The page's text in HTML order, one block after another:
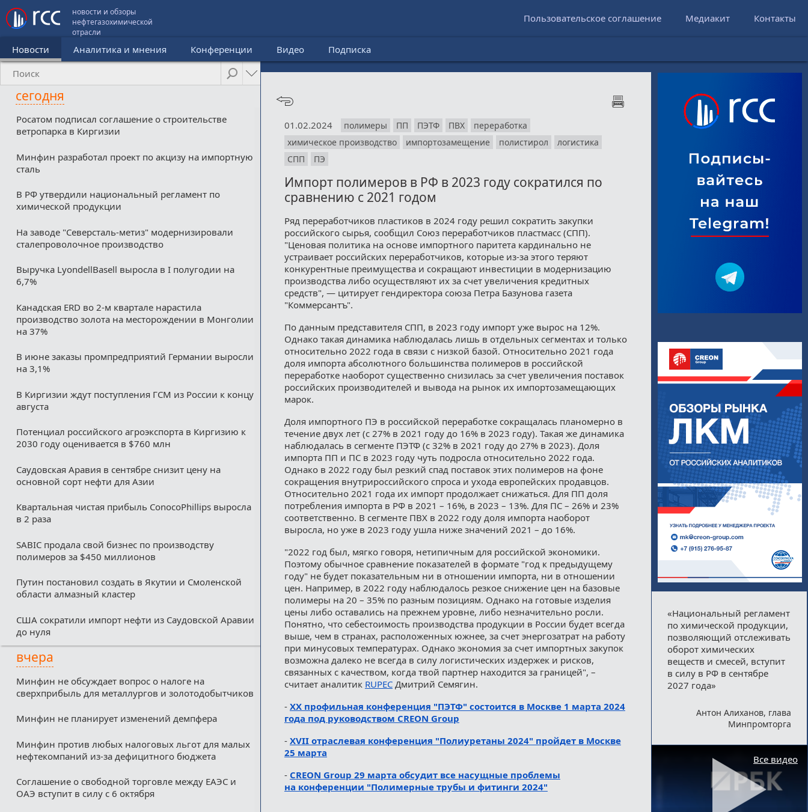
новости и обзоры
нефтегазохимической
отрасли
Пользовательское соглашение Медиакит Контакты
Новости Аналитика и мнения Конференции Видео Подписка
сегодня
Росатом подписал соглашение о строительстве
ветропарка в Киргизии
Минфин разработал проект по акцизу на импортную
сталь
В РФ утвердили национальный регламент по
химической продукции
На заводе "Северсталь-метиз" модернизировали
сталепроволочное производство
Выручка LyondellBasell выросла в I полугодии на
6,7%
Канадская ERD во 2-м квартале нарастила
производство золота на месторождении в Монголии
на 37%
В июне заказы промпредприятий Германии выросли
на 3,1%
В Киргизии ждут поступления ГСМ из России к концу
августа
Потенциал российского агроэкспорта в Киргизию к
2030 году оценивается в $760 млн
Саудовская Аравия в сентябре снизит цену на
основной сорт нефти для Азии
Квартальная чистая прибыль ConocoPhillips выросла
в 2 раза
SABIC продала свой бизнес по производству
полимеров за $450 миллионов
Путин постановил создать в Якутии и Смоленской
области алмазный кластер
США сократили импорт нефти из Саудовской Аравии
до нуля
вчера
Минфин не обсуждает вопрос о налоге на
сверхприбыль для металлургов и золотодобытчиков
Минфин не планирует изменений демпфера
Минфин против любых налоговых льгот для малых
нефтекомпаний из-за дефицитного бюджета
Соглашение о свободной торговле между ЕАЭС и
ОАЭ вступит в силу с 6 октября
01.02.2024 полимеры ПП ПЭТФ ПВХ
переработка
химическое производство
импортозамещение полистирол
логистика
СПП
ПЭ
Импорт полимеров в РФ в 2023 году сократился по
сравнению с 2021 годом
Ряд переработчиков пластиков в 2024 году решил сократить закупки
российского сырья, сообщил Союз переработчиков пластмасс (СПП).
"Ценовая политика на основе импортного паритета кардинально не
устраивает российских переработчиков, которые из-за этого теряют
конкурентные преимущества и сокращают инвестиции в модернизацию
производства либо осуществляют их за счет увеличения кредитных
средств", — цитирует гендиректора союза Петра Базунова газета
"Коммерсантъ".
По данным представителя СПП, в 2023 году импорт уже вырос на 12%.
Однако такая динамика наблюдалась лишь в отдельных сегментах и только
относительно 2022 года в связи с низкой базой. Относительно 2021 года
доля импорта абсолютного большинства полимеров в российской
переработке наоборот существенно снизилась за счет увеличения поставок
российских производителей и вывода на рынок их импортозамещающих
марок.
Доля импортного ПЭ в российской переработке сокращалась планомерно в
течение двух лет (с 27% в 2021 году до 16% в 2023 году). Такая же динамика
наблюдалась в сегменте ПЭТФ (с 32% в 2021 году до 27% в 2023). Доля
импорта ПП и ПС в 2023 году чуть подросла относительно 2022 года.
Однако в 2022 году был резкий спад поставок этих полимеров на фоне
сокращения внутрироссийского спроса и ухода европейских продавцов.
Относительно 2021 года их импорт продолжает снижаться. Для ПП доля
потребления импорта в РФ в 2021 – 16%, в 2023 – 13%. Для ПС – 26% и 23%
соответственно. В сегменте ПВХ в 2022 году доля импорта наоборот
выросла, но уже в 2023 году ушла ниже значений 2021 – до 16%.
"2022 год был, мягко говоря, нетипичным для российской экономики.
Поэтому обычное сравнение показателей в формате "год к предыдущему
году" не будет показательным ни в отношении импорта, ни в отношении
цен. Например, в 2022 году наблюдалось резкое снижение цен на базовые
полимеры на 20 – 35% по разным позициям. Однако на готовые изделия
цены либо оставались на прежнем уровне, либо незначительно росли.
Понятно, что себестоимость производства продукции в России будет всегда
выше, чем в странах, расположенных южнее, за счет энергозатрат на работу
при минусовых температурах. Однако экономия за счет импортных закупок
возможна далеко не всегда в силу логистических издержек и рисков,
связанных с качеством, когда твой партнер находится за границей", –
считает аналитик RUPECДмитрий Семягин.
- ХХ профильная конференция "ПЭТФ" состоится в Москве 1 марта 2024
года под руководством CREON Group
- XVII отраслевая конференция "Полиуретаны 2024" пройдет в Москве
25 марта
- CREON Group 29 марта обсудит все насущные проблемы
на конференции "Полимерные трубы и фитинги 2024"
«Национальный регламент
по химической продукции,
позволяющий отслеживать
оборот химических
веществ и смесей, вступит
в силу в РФ в сентябре
2027 года»
Антон Алиханов, глава
Минпромторга
Все видео